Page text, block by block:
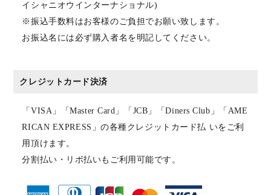
イシャニオウインターナショナル)
※振込手数料はお客様のご負担でお願い致します。
お振込名には必ず購入者名を明記してください。
クレジットカード決済
「VISA」「Master Card」「JCB」「Diners Club」「AME
RICAN EXPRESS」の各種クレジットカード払 いをご利
用頂けます。
分割払い・リボ払いもご利用可能です。